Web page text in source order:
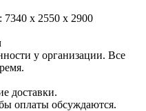
х 2550 х 2900
у организации. Все
доставки.
оплаты обсуждаются.